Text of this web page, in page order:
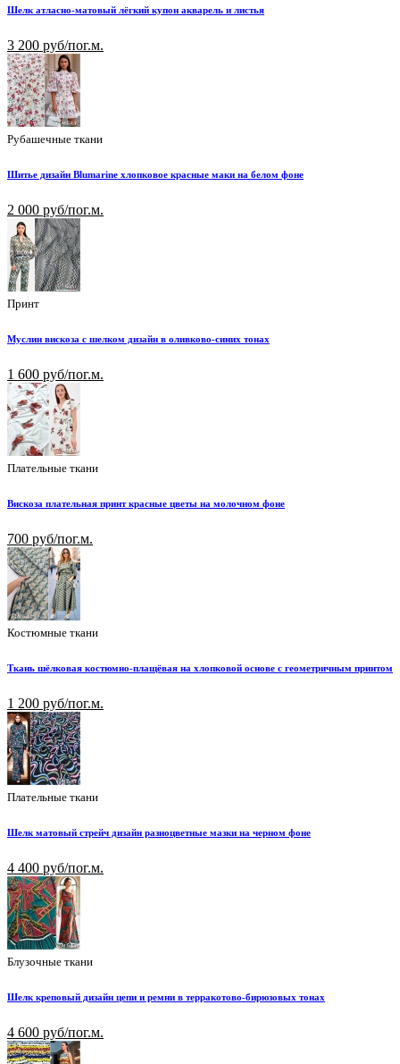
Шелк атласно-матовый лёгкий купон акварель и листья
3 200 руб/пог.м.
Рубашечные ткани
Шитье дизайн Blumarine хлопковое красные маки на белом фоне
2 000 руб/пог.м.
Принт
Муслин вискоза с шелком дизайн в оливково-синих тонах
1 600 руб/пог.м.
Плательные ткани
Вискоза плательная принт красные цветы на молочном фоне
700 руб/пог.м.
Костюмные ткани
Ткань шёлковая костюмно-плащёвая на хлопковой основе с геометричным принтом
1 200 руб/пог.м.
Плательные ткани
Шелк матовый стрейч дизайн разноцветные мазки на черном фоне
4 400 руб/пог.м.
Блузочные ткани
Шелк креповый дизайн цепи и ремни в терракотово-бирюзовых тонах
4 600 руб/пог.м.